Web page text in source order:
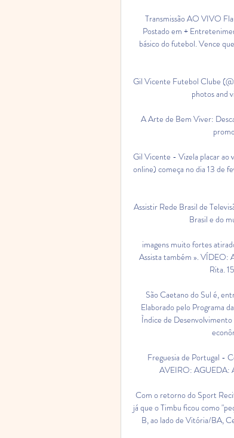
Transmissão AO VIVO
Postado em +
básico do futebol. Vence
Gil Vicente Futebol Clube
photos and
A Arte de Bem Viver:
Gil Vicente - Vizela placar ao
online) começa no dia 13 de
Assistir Rede Brasil de
Brasil e do
imagens muito fortes
Assista também ». VÍDEO:
Rita.
São Caetano do Sul é,
Elaborado pelo Programa
Ìndice de
Freguesia de Portugal -
AVEIRO: AGUEDA:
Com o retorno do Sport
já que o Timbu ficou como
B, ao lado de Vitória/BA,